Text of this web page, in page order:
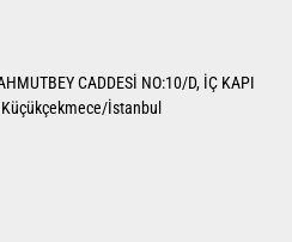
bulunuyor.
olmalı.
CADDESİ NO:10/D, İÇ KAPI
İstanbul